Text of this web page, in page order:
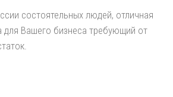
состоятельных людей, отличная
для Вашего бизнеса требующий от